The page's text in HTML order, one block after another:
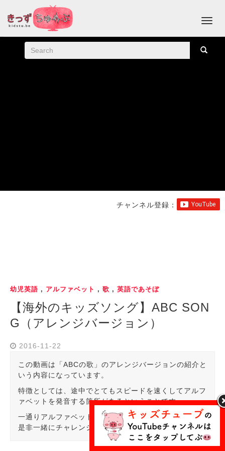
チャンネル登録：
幼児英語 , アルファベット , 歌 , 英語であそぼ
【海外のキッズソング】ABC SON
G（アレンジバージョン）
2016-11-22
この動画は「ABCの歌」のアレンジバージョンの紹介と
いう内容になっています。
特徴としては、途中でとてもスピードを速くしてアルフ
ァベットを発音する箇所があるということです。
一通りアルファベットが言えるようになったお子さんと
是非一緒にチャレンジしてみてください。